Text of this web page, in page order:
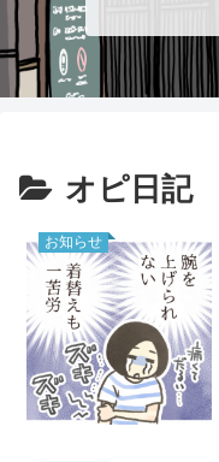
オピ日記
お知らせ